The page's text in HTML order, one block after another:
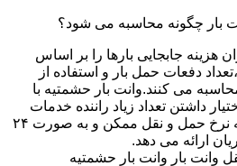
بار چگونه محاسبه می شود؟
جابجایی بارها را بر اساس
دفعات حمل بار و استفاده از
می کنند.وانت بار حشمتیه با
داشتن تعداد زیاد راننده خدمات
خود را با مناسب ترین تعرفه نرخ حمل و نقل ممکن و به صورت ۲۴
ارائه می دهد.
بار وانت بار حشمتیه